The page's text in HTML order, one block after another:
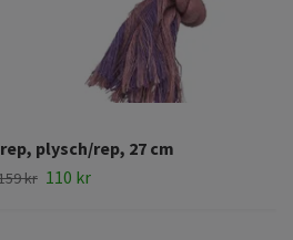
plysch/rep, 27 cm
kr 110 kr